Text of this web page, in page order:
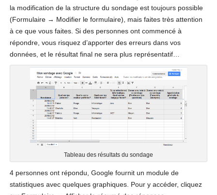
la modification de la structure du sondage est toujours possible
(Formulaire → Modifier le formulaire), mais faites très attention
à ce que vous faites. Si des personnes ont commencé à
répondre, vous risquez d’apporter des erreurs dans vos
données, et le résultat final ne sera plus représentatif…
Tableau des résultats du sondage
4 personnes ont répondu, Google fournit un module de
statistiques avec quelques graphiques. Pour y accéder, cliquez